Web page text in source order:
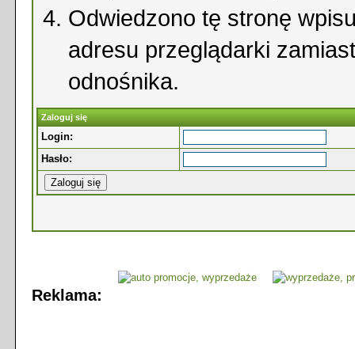
Odwiedzono tę stronę
adresu przeglądarki
odnośnika.
Zaloguj się
Login:
Hasło:
Reklama: